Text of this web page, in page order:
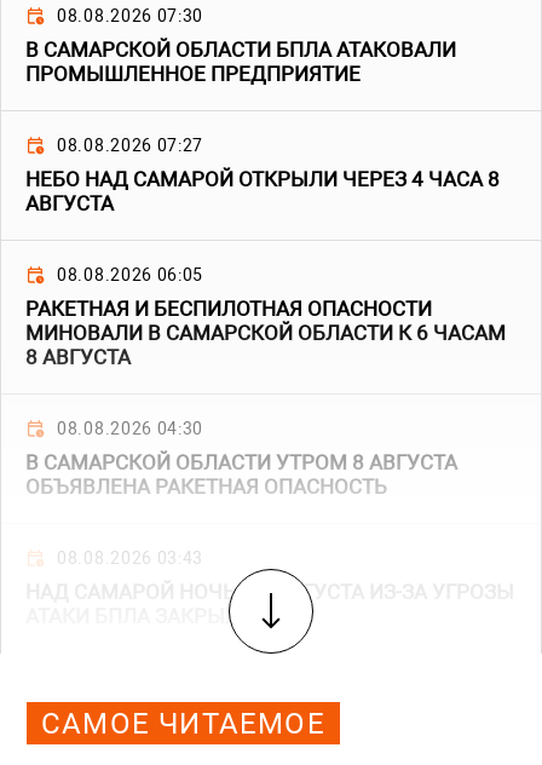
08.08.2026 07:30
В САМАРСКОЙ ОБЛАСТИ БПЛА АТАКОВАЛИ
ПРОМЫШЛЕННОЕ ПРЕДПРИЯТИЕ
08.08.2026 07:27
НЕБО НАД САМАРОЙ ОТКРЫЛИ ЧЕРЕЗ 4 ЧАСА 8
АВГУСТА
08.08.2026 06:05
РАКЕТНАЯ И БЕСПИЛОТНАЯ ОПАСНОСТИ
МИНОВАЛИ В САМАРСКОЙ ОБЛАСТИ К 6 ЧАСАМ
8 АВГУСТА
08.08.2026 04:30
В САМАРСКОЙ ОБЛАСТИ УТРОМ 8 АВГУСТА
ОБЪЯВЛЕНА РАКЕТНАЯ ОПАСНОСТЬ
08.08.2026 03:43
НАД САМАРОЙ НОЧЬЮ 8 АВГУСТА ИЗ-ЗА УГРОЗЫ
АТАКИ БПЛА ЗАКРЫЛИ НЕБО
САМОЕ ЧИТАЕМОЕ